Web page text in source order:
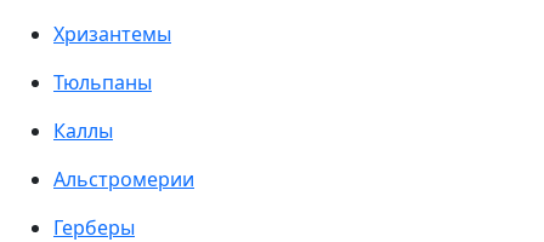
Хризантемы
Тюльпаны
Каллы
Альстромерии
Герберы